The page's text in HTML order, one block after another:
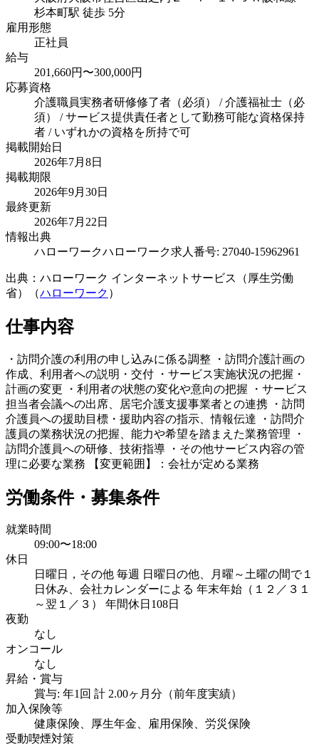
杉本町駅 徒歩 5分
雇用形態
正社員
給与
201,660円〜300,000円
応募資格
介護職員実務者研修修了者（必須） / 介護福祉士（必
須） / サービス提供責任者として勤務可能な資格保持
者 / いずれかの資格を所持で可
掲載開始日
2026年7月8日
掲載期限
2026年9月30日
最終更新
2026年7月22日
情報出典
ハローワークハローワーク求人番号: 27040-15962961
出典：ハローワーク インターネットサービス（厚生労働
省）（ハローワーク ）
仕事内容
・訪問介護の利用の申し込みに係る調整 ・訪問介護計画の
作成、利用者への説明・交付 ・サービス実施状況の把握・
計画の変更 ・利用者の状態の変化や意向の把握 ・サービス
担当者会議への出席、居宅介護支援事業者との連携 ・訪問
介護員への援助目標・援助内容の指示、情報伝達 ・訪問介
護員の業務状況の把握、能力や希望を踏まえた業務管理 ・
訪問介護員への研修、技術指導 ・その他サービス内容の管
理に必要な業務 【変更範囲】：会社が定める業務
労働条件・募集条件
就業時間
09:00〜18:00
休日
日曜日，その他 毎週 日曜日の他、月曜～土曜の間で１
日休み、会社カレンダーによる 年末年始（１２／３１
～翌１／３） 年間休日108日
夜勤
なし
オンコール
なし
昇給・賞与
賞与: 年1回 計 2.00ヶ月分（前年度実績）
加入保険等
健康保険、厚生年金、雇用保険、労災保険
受動喫煙対策